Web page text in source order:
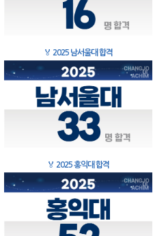
🏅 2025 남서울대 합격
🏅 2025 홍익대 합격